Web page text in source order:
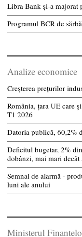
Libra Bank și-a majorat
Programul BCR de
Analize economice
Creșterea prețurilor
România, țara UE care
T1 2026
Datoria publică, 60,2%
Deficitul bugetar, 2%
dobânzi, mai mari decât
Semnal de alarmă -
luni ale anului
Ministerul